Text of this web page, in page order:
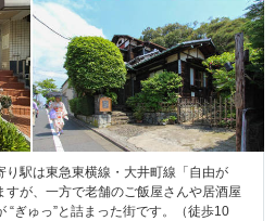
り駅は東急東横線・大井町線「自由が
すが、一方で老舗のご飯屋さんや居酒屋
“ぎゅっ”と詰まった街です。（徒歩10